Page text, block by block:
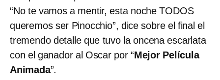
“No te vamos a mentir, esta noche TODOS
queremos ser Pinocchio”, dice sobre el final el
tremendo detalle que tuvo la oncena escarlata
con el ganador al Oscar por “Mejor Película
Animada”.